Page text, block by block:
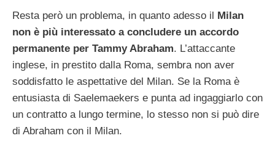
Resta però un problema, in quanto adesso il
Milan
non è più interessato a concludere un accordo
permanente per Tammy Abraham. L’attaccante
inglese, in prestito dalla Roma, sembra non aver
soddisfatto le aspettative del Milan. Se la Roma è
entusiasta di Saelemaekers e punta ad ingaggiarlo con
un contratto a lungo termine, lo stesso non si può dire
di Abraham con il Milan.